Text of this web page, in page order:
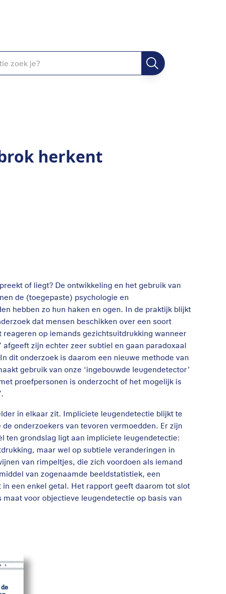
herkent
of liegt? De ontwikkeling en het gebruik van
de (toegepaste) psychologie en
hebben zo hun haken en ogen. In de praktijk blijkt
dat mensen beschikken over een soort
op iemands gezichtsuitdrukking wanneer
zijn echter zeer subtiel en gaan paradoxaal
dit onderzoek is daarom een nieuwe methode van
gebruik van onze ‘ingebouwde leugendetector’
proefpersonen is onderzocht of het mogelijk is
in elkaar zit. Impliciete leugendetectie blijkt te
onderzoekers van tevoren vermoedden. Er zijn
ten grondslag ligt aan impliciete leugendetectie:
maar wel op subtiele veranderingen in
van rimpeltjes, die zich voordoen als iemand
van zogenaamde beeldstatistiek, een
een enkel getal. Het rapport geeft daarom tot slot
voor objectieve leugendetectie op basis van